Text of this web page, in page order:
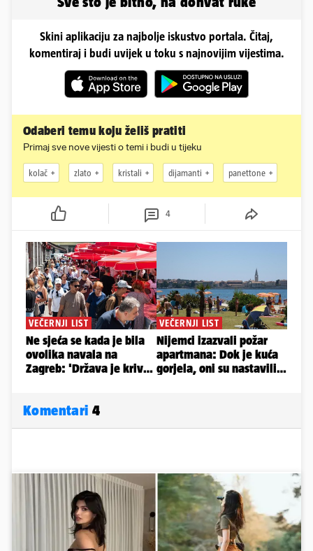
Skini aplikaciju za najbolje iskustvo portala. Čitaj,
komentiraj i budi uvijek u toku s najnovijim vijestima.
Odaberi temu koju želiš pratiti
Primaj sve nove vijesti o temi i budi u tijeku
kolač zlato kristali dijamanti panettone
4
Komentari 4